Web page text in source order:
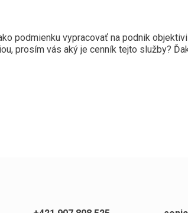
podmienku vypracovať na podnik
prosím vás aký je cenník tejto služby?